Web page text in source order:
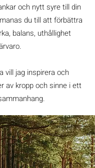
och nytt syre till din
du till att förbättra
balans, uthållighet
vill jag inspirera och
av kropp och sinne i ett